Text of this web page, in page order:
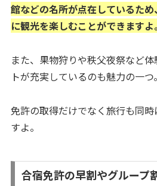
館などの名所が点在しているた
に観光を楽しむことができますよ。
また、果物狩りや秩父夜祭など
トが充実しているのも魅力の一つ。
免許の取得だけでなく旅行も同
すよ。
合宿免許の早割やグループ